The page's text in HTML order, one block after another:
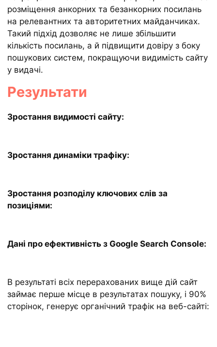
розміщення анкорних та безанкорних посилань
на релевантних та авторитетних майданчиках.
Такий підхід дозволяє не лише збільшити
кількість посилань, а й підвищити довіру з боку
пошукових систем, покращуючи видимість сайту
у видачі.
Результати
Зростання видимості сайту:
Зростання динаміки трафіку:
Зростання розподілу ключових слів за
позиціями:
Дані про ефективність з Google Search Console:
В результаті всіх перерахованих вище дій сайт
займає перше місце в результатах пошуку, і 90%
сторінок, генерує органічний трафік на веб-сайті: